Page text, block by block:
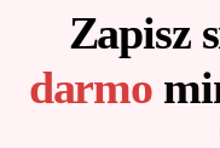
Zapisz
darmo